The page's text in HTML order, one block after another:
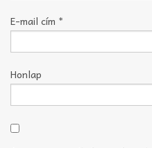
E-mail cím *
Honlap